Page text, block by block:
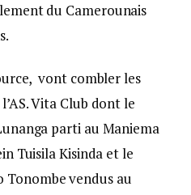
du Camerounais
vont combler les
Vita Club dont le
parti au Maniema
Tuisila Kisinda et le
Tonombe vendus au